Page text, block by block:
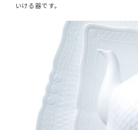
いける器です。